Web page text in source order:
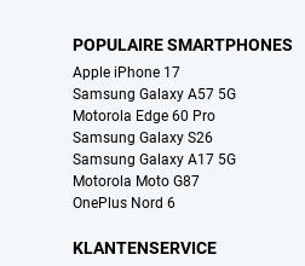
POPULAIRE SMARTPHONES
Apple iPhone 17
Samsung Galaxy A57 5G
Motorola Edge 60 Pro
Samsung Galaxy S26
Samsung Galaxy A17 5G
Motorola Moto G87
OnePlus Nord 6
KLANTENSERVICE